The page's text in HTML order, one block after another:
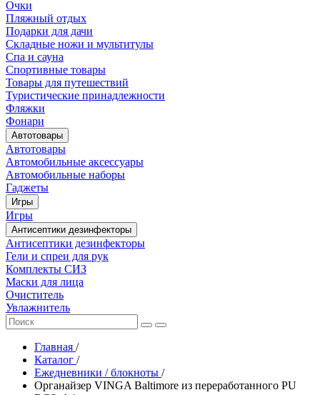
Очки
Пляжный отдых
Подарки для дачи
Складные ножи и мультитулы
Спа и сауна
Спортивные товары
Товары для путешествий
Туристические принадлежности
Фляжки
Фонари
Автотовары
Автотовары
Автомобильные аксессуары
Автомобильные наборы
Гаджеты
Игры
Игры
Антисептики дезинфекторы
Антисептики дезинфекторы
Гели и спреи для рук
Комплекты СИЗ
Маски для лица
Очиститель
Увлажнитель
Главная /
Каталог /
Ежедневники / блокноты /
Органайзер VINGA Baltimore из переработанного PU